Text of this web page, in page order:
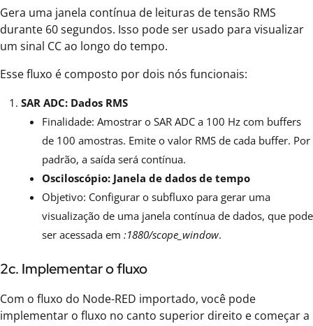
Gera uma janela contínua de leituras de tensão RMS
durante 60 segundos. Isso pode ser usado para visualizar
um sinal CC ao longo do tempo.
Esse fluxo é composto por dois nós funcionais:
SAR ADC: Dados RMS
Finalidade: Amostrar o SAR ADC a 100 Hz com buffers
de 100 amostras. Emite o valor RMS de cada buffer. Por
padrão, a saída será contínua.
Osciloscópio: Janela de dados de tempo
Objetivo: Configurar o subfluxo para gerar uma
visualização de uma janela contínua de dados, que pode
ser acessada em :1880/scope_window.
2c. Implementar o fluxo
Com o fluxo do Node-RED importado, você pode
implementar o fluxo no canto superior direito e começar a